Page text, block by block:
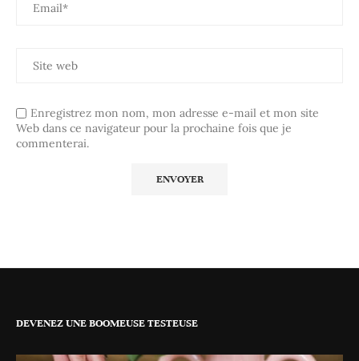
Enregistrez mon nom, mon adresse e-mail et mon site
Web dans ce navigateur pour la prochaine fois que je
commenterai.
DEVENEZ UNE BOOMEUSE TESTEUSE